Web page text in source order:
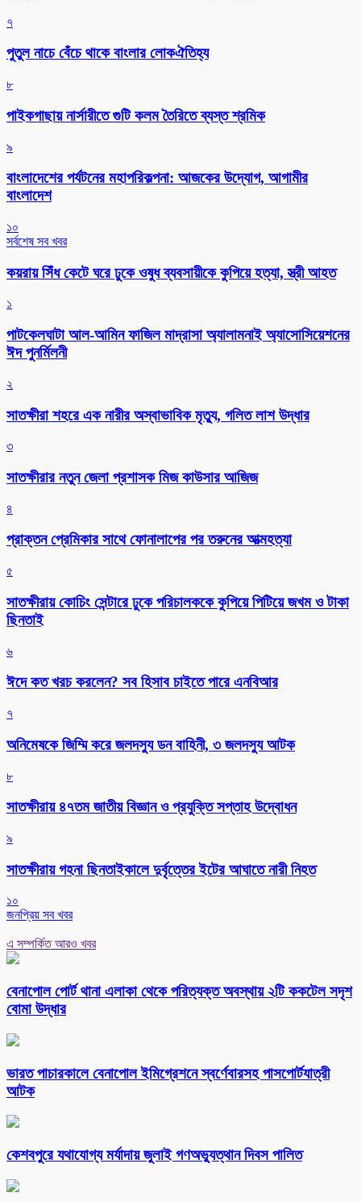
৭
পুতুল নাচে বেঁচে থাকে বাংলার লোকঐতিহ্য
৮
পাইকগাছায় নার্সারীতে গুটি কলম তৈরিতে ব্যস্ত শ্রমিক
৯
বাংলাদেশের পর্যটনের মহাপরিকল্পনা: আজকের উদ্যোগ, আগামীর
বাংলাদেশ
১০
সর্বশেষ সব খবর
কয়রায় সিঁধ কেটে ঘরে ঢুকে ওষুধ ব্যবসায়ীকে কুপিয়ে হত্যা, স্ত্রী আহত
১
পাটকেলঘাটা আল-আমিন ফাজিল মাদ্রাসা অ্যালামনাই অ্যাসোসিয়েশনের
ঈদ পুনর্মিলনী
২
সাতক্ষীরা শহরে এক নারীর অস্বাভাবিক মৃত্যু, গলিত লাশ উদ্ধার
৩
সাতক্ষীরার নতুন জেলা প্রশাসক মিজ কাউসার আজিজ
৪
প্রাক্তন প্রেমিকার সাথে ফোনালাপের পর তরুনের আত্মহত্যা
৫
সাতক্ষীরায় কোচিং সেন্টারে ঢুকে পরিচালককে কুপিয়ে পিটিয়ে জখম ও টাকা
ছিনতাই
৬
ঈদে কত খরচ করলেন? সব হিসাব চাইতে পারে এনবিআর
৭
অনিমেষকে জিম্মি করে জলদস্যু ডন বাহিনী, ৩ জলদস্যু আটক
৮
সাতক্ষীরায় ৪৭তম জাতীয় বিজ্ঞান ও প্রযুক্তি সপ্তাহ উদ্বোধন
৯
সাতক্ষীরায় গহনা ছিনতাইকালে দুর্বৃত্তের ইটের আঘাতে নারী নিহত
১০
জনপ্রিয় সব খবর
এ সম্পর্কিত আরও খবর
বেনাপোল পোর্ট থানা এলাকা থেকে পরিত্যক্ত অবস্থায় ২টি ককটেল সদৃশ
বোমা উদ্ধার
ভারত পাচারকালে বেনাপোল ইমিগ্রেশনে স্বর্ণেবারসহ পাসপোর্টযাত্রী
আটক
কেশবপুরে যথাযোগ্য মর্যাদায় জুলাই গণঅভ্যুত্থান দিবস পালিত